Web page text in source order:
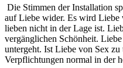
Die Stimmen der Installation
auf Liebe wider. Es wird Liebe
lieben nicht in der Lage ist.
vergänglichen Schönheit.
untergeht. Ist Liebe von Sex
Verpflichtungen normal in der